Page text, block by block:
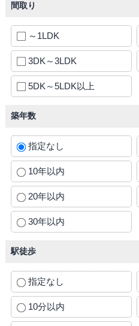
間取り
～1LDK
3DK～3LDK
5DK～5LDK以上
築年数
指定なし
10年以内
20年以内
30年以内
駅徒歩
指定なし
10分以内